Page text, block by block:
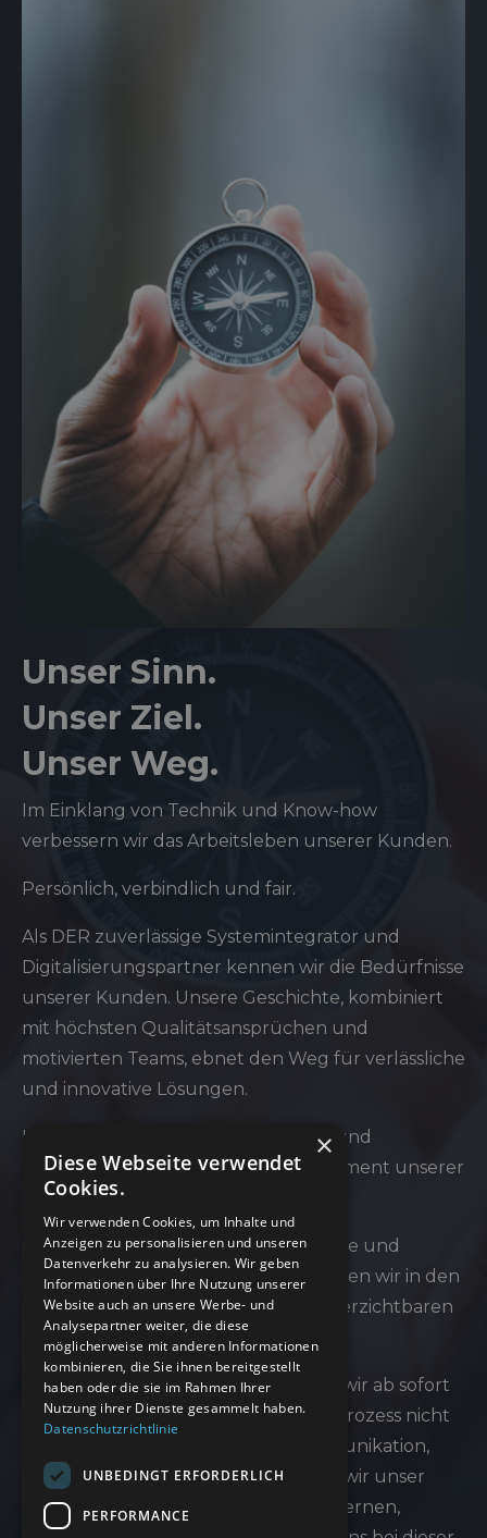
Unser Sinn.
Unser Ziel.
Unser Weg.
Im Einklang von Technik und Know-how
verbessern wir das Arbeitsleben unserer Kunden.
Persönlich, verbindlich und fair.
Als DER zuverlässige Systemintegrator und
Digitalisierungspartner kennen wir die Bedürfnisse
unserer Kunden. Unsere Geschichte, kombiniert
mit höchsten Qualitätsansprüchen und
motivierten Teams, ebnet den Weg für verlässliche
und innovative Lösungen.
Unsere Werte - Sicherheit, Effizienz und
Wirtschaftlichkeit - bilden das Fundament unserer
Unternehmenskultur.
Mit Digitalisierungslösungen für kleine und
mittelständische Unternehmen werden wir in den
kommenden 5 Jahren zu einem unverzichtbaren
und zuverlässigen Partner.
Um dies zu ermöglichen, optimieren wir ab sofort
und stetig in einem fortwährenden Prozess nicht
nur Werkzeuge, Abläufe und Kommunikation,
sondern auch die Art und Weise, wie wir unser
aller Zukunft gestalten. Unsere modernen,
×
Diese Webseite verwendet
Cookies.
Wir verwenden Cookies, um Inhalte und
Anzeigen zu personalisieren und unseren
Datenverkehr zu analysieren. Wir geben
Informationen über Ihre Nutzung unserer
Website auch an unsere Werbe- und
Analysepartner weiter, die diese
möglicherweise mit anderen Informationen
kombinieren, die Sie ihnen bereitgestellt
haben oder die sie im Rahmen Ihrer
Nutzung ihrer Dienste gesammelt haben.
Datenschutzrichtlinie
UNBEDINGT ERFORDERLICH
PERFORMANCE